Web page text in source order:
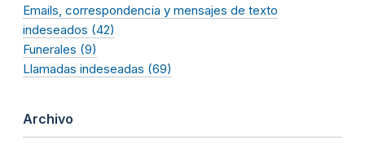
Emails, correspondencia y mensajes de texto
indeseados (42)
Funerales (9)
Llamadas indeseadas (69)
Archivo